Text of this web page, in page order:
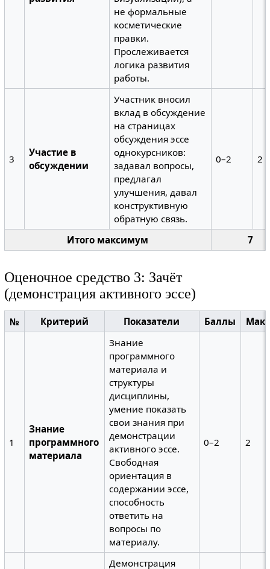
не формальные
косметические
правки.
Прослеживается
логика развития
работы.
3
Участие в
обсуждении
Участник вносил
вклад в обсуждение
на страницах
обсуждения эссе
однокурсников:
задавал вопросы,
предлагал
улучшения, давал
конструктивную
обратную связь.
0–2 2
Итого максимум 7
Оценочное средство 3: Зачёт
(демонстрация активного эссе)
№ Критерий Показатели Баллы
1
Знание
программного
материала
Знание
программного
материала и
структуры
дисциплины,
умение показать
свои знания при
демонстрации
активного эссе.
Свободная
ориентация в
содержании эссе,
способность
ответить на
вопросы по
материалу.
0–2 2
Демонстрация